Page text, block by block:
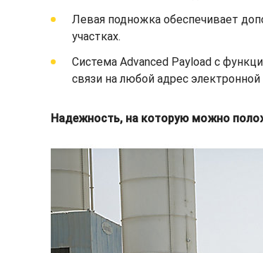
Левая подножка обеспечивает
участках.
Система Advanced Payload с
связи на любой адрес
Надежность, на которую можно